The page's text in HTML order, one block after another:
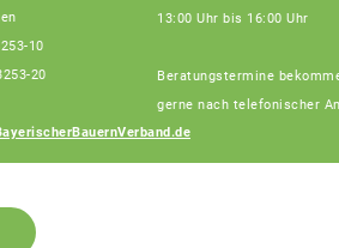
10
20
13:00 Uhr bis 16:00 Uhr
Beratungstermine
gerne nach telefonischer